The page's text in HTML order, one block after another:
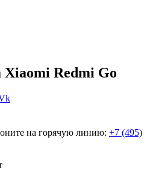
Xiaomi Redmi Go
на горячую линию: +7 (495)